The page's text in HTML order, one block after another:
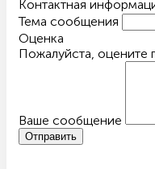
Контактная
Тема сообщения
Оценка
Пожалуйста, оцените
Ваше сообщение